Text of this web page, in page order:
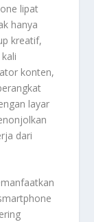
lipat
hanya
kreatif,
konten,
layar
dari